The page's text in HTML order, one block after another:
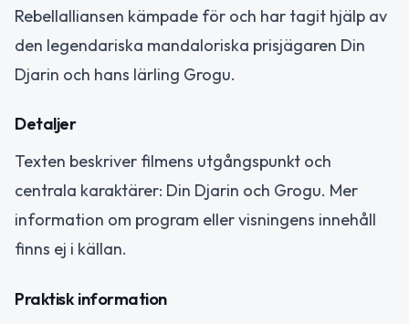
Rebellalliansen kämpade för och har tagit hjälp av
den legendariska mandaloriska prisjägaren Din
Djarin och hans lärling Grogu.
Detaljer
Texten beskriver filmens utgångspunkt och
centrala karaktärer: Din Djarin och Grogu. Mer
information om program eller visningens innehåll
finns ej i källan.
Praktisk information